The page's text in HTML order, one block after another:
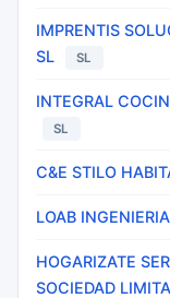
IMPRENTIS
SL
SL
INTEGRAL
SL
C&E STILO
LOAB
HOGARIZATE
SOCIEDAD